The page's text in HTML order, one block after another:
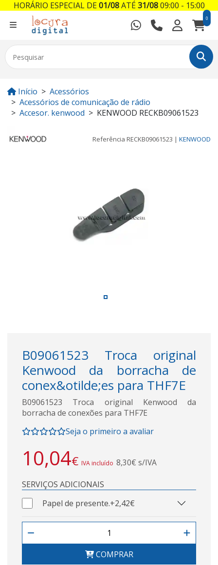
0
Início
Acessórios
Acessórios de comunicação de rádio
Accesor. kenwood
KENWOOD RECKB09061523
Referência RECKB09061523 | KENWOOD
B09061523 Troca original
Kenwood da borracha de
conex&otilde;es para THF7E
B09061523 Troca original Kenwood da
borracha de conexões para THF7E
Seja o primeiro a avaliar
10,04€ IVA incluído 8,30€ s/IVA
SERVIÇOS ADICIONAIS
Papel de presente.+2,42€
COMPRAR
HORÁRIO ESPECIAL DE01/08ATÉ31/0809:00 - 15:00